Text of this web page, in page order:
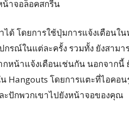
น้าจอล็อคสกรีน
ด้ โดยการใช้ปุ่มการแจ้งเตือนใ
รณ์ในแต่ละครั้ง รวมทั้ง ยังสามา
หน้าแจ้งเตือนเช่นกัน นอกจากนี้
Hangouts โดยการแตะที่ไอคอน
ะปักพวกเขาไปยังหน้าจอของคุณ